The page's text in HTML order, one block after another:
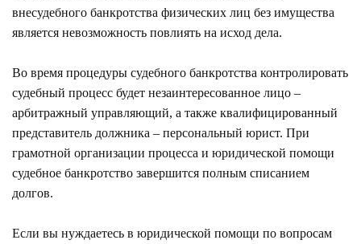
внесудебного банкротства физических лиц без имущества
является невозможность повлиять на исход дела.
Во время процедуры судебного банкротства контролировать
судебный процесс будет незаинтересованное лицо –
арбитражный управляющий, а также квалифицированный
представитель должника – персональный юрист. При
грамотной организации процесса и юридической помощи
судебное банкротство завершится полным списанием
долгов.
Если вы нуждаетесь в юридической помощи по вопросам